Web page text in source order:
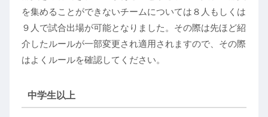
を集めることができないチームについては８人もしくは
９人で試合出場が可能となりました。その際は先ほど紹
介したルールが一部変更され適用されますので、その際
はよくルールを確認してください。
中学生以上